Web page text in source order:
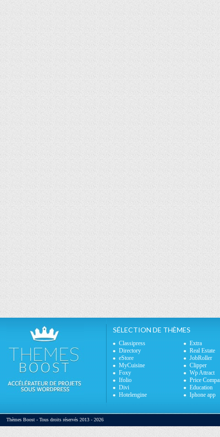
SÉLECTION DE THÈMES
Classipress
Extra
Directory
Real Estate
eStore
JobRoller
MyCuisine
Clipper
Foxy
Wp Attract
Ifolio
Price
Divi
Education
Hotelengine
Iphone app
Thèmes Boost - Tous droits réservés 2013 - 2026